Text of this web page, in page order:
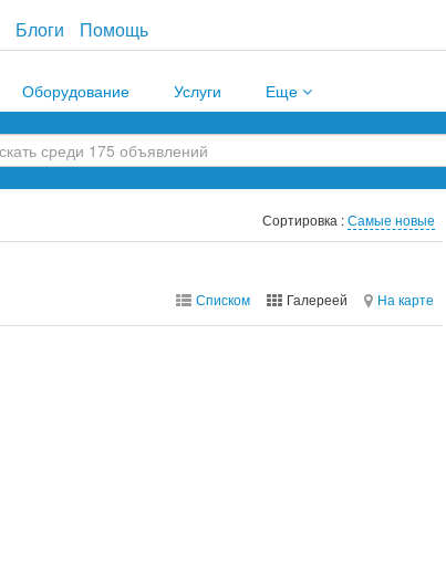
Блоги Помощь
Оборудование Услуги Еще
Сортировка :Самые новые
Списком Галереей На карте